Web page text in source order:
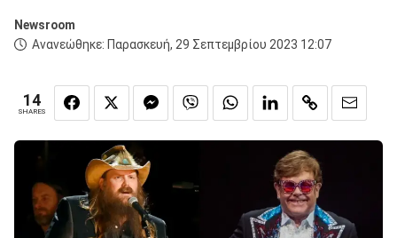
Newsroom
Ανανεώθηκε: Παρασκευή, 29 Σεπτεμβρίου 2023 12:07
14
SHARES